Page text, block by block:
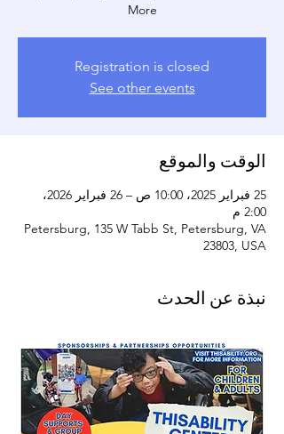
More
Registration is closed
See other events
الوقت والموقع
25 فبراير 2025، 10:00 ص – 26 فبراير 2026،
2:00 م
Petersburg, 135 W Tabb St, Petersburg, VA
23803, USA
نبذة عن الحدث